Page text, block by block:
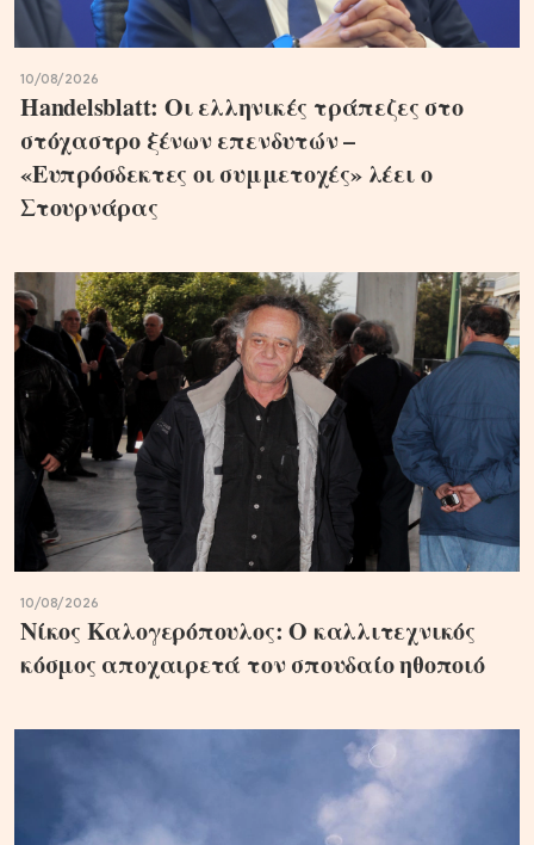
10/08/2026
Handelsblatt: Οι ελληνικές τράπεζες στο
στόχαστρο ξένων επενδυτών –
«Ευπρόσδεκτες οι συμμετοχές» λέει ο
Στουρνάρας
10/08/2026
Νίκος Καλογερόπουλος: Ο καλλιτεχνικός
κόσμος αποχαιρετά τον σπουδαίο ηθοποιό